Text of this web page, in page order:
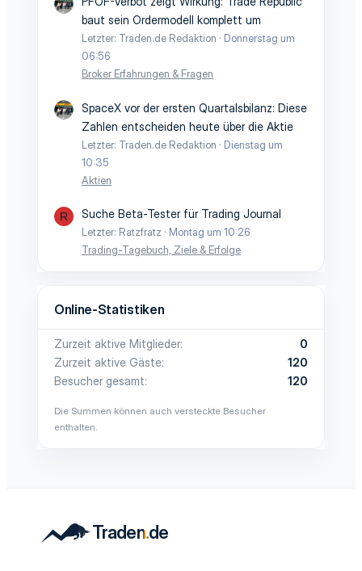
baut sein Ordermodell komplett um
Letzter: Traden.de Redaktion
Donnerstag um
06:56
Broker Erfahrungen & Fragen
SpaceX vor der ersten Quartalsbilanz: Diese
Zahlen entscheiden heute über die Aktie
Letzter: Traden.de Redaktion
Dienstag um
10:35
Aktien
R Suche Beta-Tester für Trading Journal
Letzter: Ratzfratz
Montag um 10:26
Trading-Tagebuch, Ziele & Erfolge
Online-Statistiken
Zurzeit aktive Mitglieder
0
Zurzeit aktive Gäste
120
Besucher gesamt
120
Die Summen können auch versteckte Besucher
enthalten.